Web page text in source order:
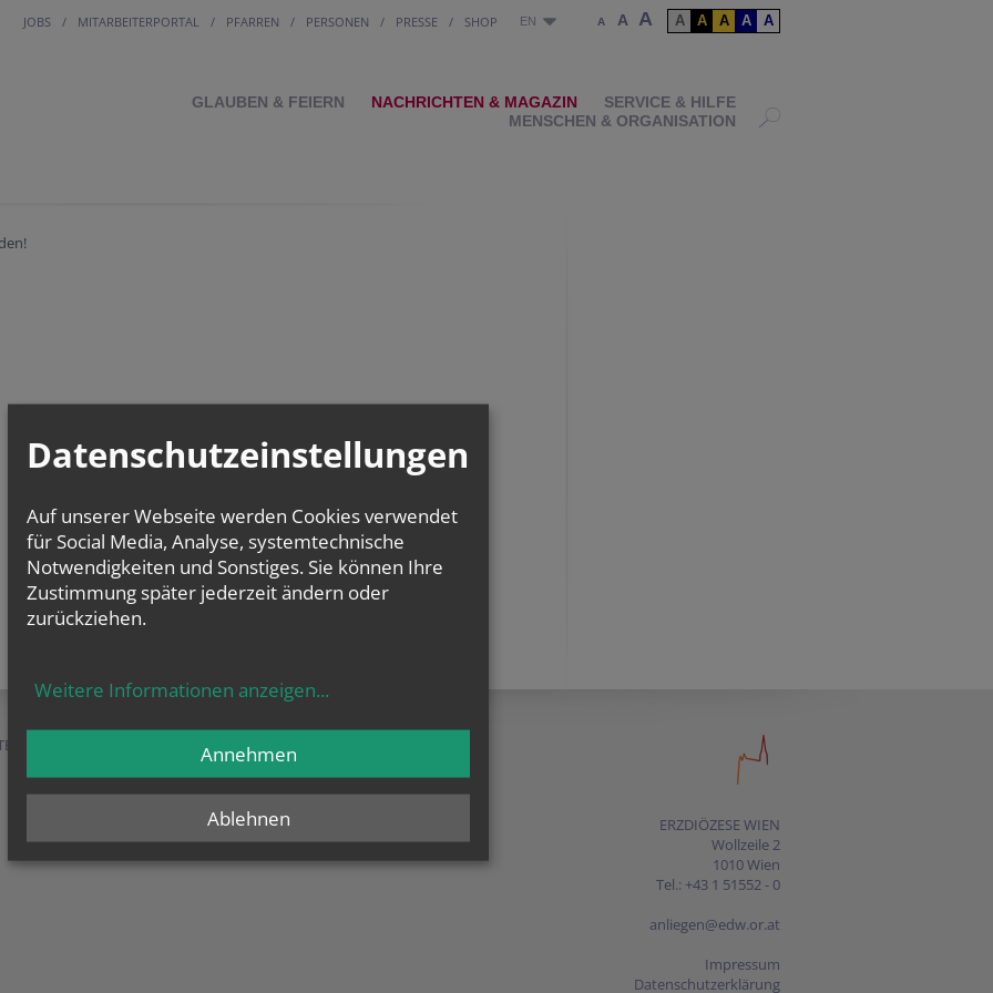
JOBS MITARBEITERPORTAL PFARREN PERSONEN PRESSE SHOP EN A A A A A A A A
GLAUBEN & FEIERN NACHRICHTEN & MAGAZIN
SERVICE & HILFE
MENSCHEN & ORGANISATION
&
ERZDIÖZESE WIEN
Wollzeile 2
1010 Wien
Tel.: +43 1 51552 - 0
anliegen@edw.or.at
Impressum
Datenschutzerklärung
Datenschutzeinstellungen
Auf unserer Webseite werden Cookies verwendet
für Social Media, Analyse, systemtechnische
Notwendigkeiten und Sonstiges. Sie können Ihre
Zustimmung später jederzeit ändern oder
zurückziehen.
Weitere Informationen anzeigen...
Ablehnen
Annehmen